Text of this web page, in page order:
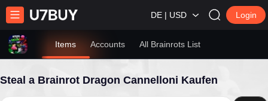
DE | USD Login
Items Accounts All Brainrots List
Steal a Brainrot Dragon Cannelloni Kaufen